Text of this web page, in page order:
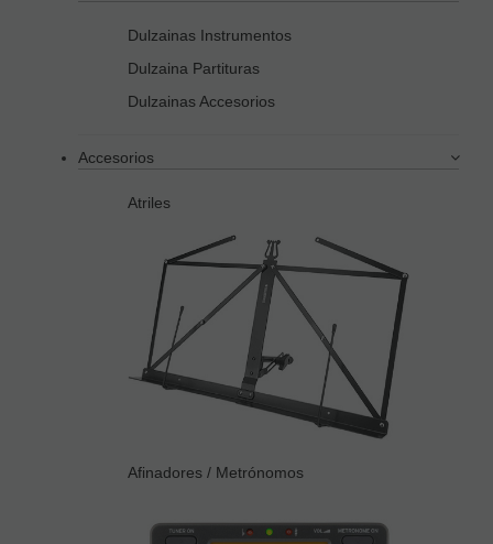
Dulzainas Instrumentos
Dulzaina Partituras
Dulzainas Accesorios
Accesorios
Atriles
Afinadores / Metrónomos